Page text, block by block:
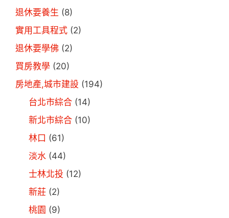
退休要養生 (8)
實用工具程式 (2)
退休要學佛 (2)
買房教學 (20)
房地產,城市建設 (194)
台北市綜合(14)
新北市綜合(10)
林口 (61)
淡水(44)
士林北投 (12)
新莊(2)
桃園 (9)